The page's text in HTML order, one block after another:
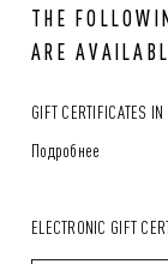
THE
ARE
GIFT CERTIFICATES
Подробнее
ELECTRONIC GIFT